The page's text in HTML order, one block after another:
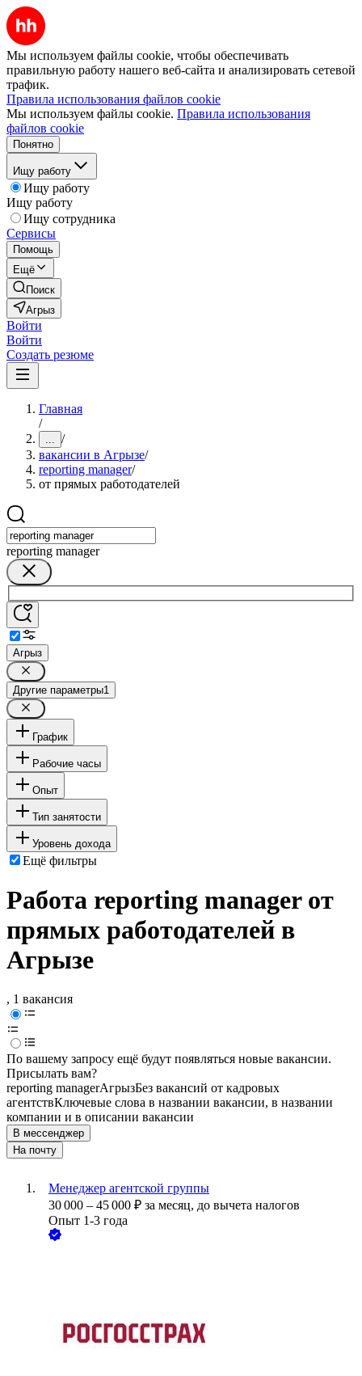
Мы используем файлы cookie, чтобы обеспечивать
правильную работу нашего веб-сайта и анализировать сетевой
трафик.
Правила использования файлов cookie
Мы используем файлы cookie. Правила использования
файлов cookie
Понятно
Ищу работу
Ищу работу
Ищу работу
Ищу сотрудника
Сервисы
Помощь
Ещё
Поиск
Агрыз
Войти
Войти
Создать резюме
Главная
/
... /
вакансии в Агрызе/
reporting manager/
от прямых работодателей
reporting manager
Агрыз
Другие параметры1
График
Рабочие часы
Опыт
Тип занятости
Уровень дохода
Ещё фильтры
Работа reporting manager от
прямых работодателей в
Агрызе
, 1 вакансия
По вашему запросу ещё будут появляться новые вакансии.
Присылать вам?
reporting managerАгрызБез вакансий от кадровых
агентствКлючевые слова в названии вакансии, в названии
компании и в описании вакансии
В мессенджер
На почту
Менеджер агентской группы
30 000 – 45 000 ₽ за месяц, до вычета налогов
Опыт 1-3 года